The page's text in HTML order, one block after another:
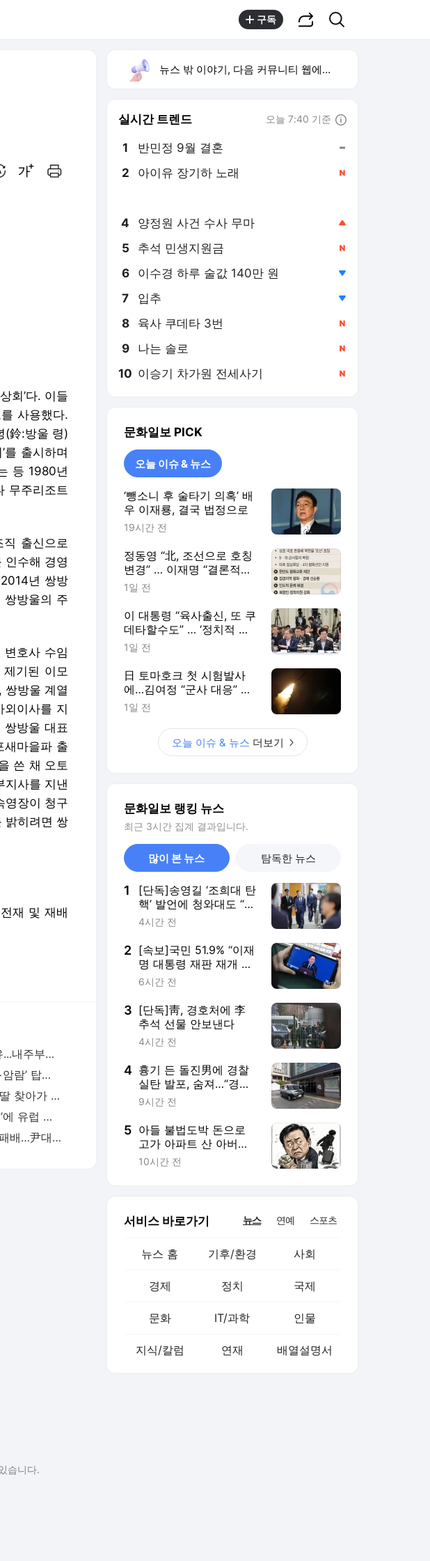
구독
회’다. 이들
사용했다.
(鈴:방울 령)
를 출시하며
등 1980년
무주리조트
출신으로
인수해 경영
년 쌍방
방울의 주
호사 수임
기된 이모
쌍방울 계열
이사를 지
쌍방울 대표
새마을파 출
쓴 채 오토
지사를 지낸
영장이 청구
밝히려면 쌍
재 및 재배
[속보] 정부 “약 97%가 항체보유...내주부터 실외마스크 착용의무 전면 해제”
[단독]FA-50, ‘美 AESA 레이더+암람’ 탑재…동급 세계 최강 성능개량, 수출 청신호
[단독]엄마가 스토커?…연 끊은 딸 찾아가 “아빠에게 여자 있다”
예비군 동원령 러시아 ‘엑소더스’에 유럽 국가들 ‘비상’
이해찬 “野 절박함 없어서 대선 패배…尹대통령, 국가라는 규모 몰라”
뉴스 밖 이야기, 다음 커뮤니티 웹에서 보기
실시간 트렌드 오늘 7:40 기준
1 반민정 9월 결혼
2 아이유 장기하 노래
4 양정원 사건 수사 무마
5 추석 민생지원금
6 이수경 하루 술값 140만 원
7 입추
8 육사 쿠데타 3번
9 나는 솔로
10 이승기 차가원 전세사기
문화일보 PICK
오늘 이슈 & 뉴스
‘뺑소니 후 술타기 의혹’ 배
우 이재룡, 결국 법정으로
19시간 전
정동영 “北, 조선으로 호칭
변경” … 이재명 “결론적으
로 약간 의문”
1일 전
이 대통령 “육사출신, 또 쿠
데타할수도” … ‘정치적 중
립’ 軍 당혹
1일 전
日 토마호크 첫 시험발사
에…김여정 “군사 대응” 으
름장
1일 전
오늘 이슈 & 뉴스 더보기
문화일보 랭킹 뉴스
최근 3시간 집계 결과입니다.
많이 본 뉴스 탐독한 뉴스
1
[단독]송영길 ‘조희대 탄
핵’ 발언에 청와대도 “헌
법적 책무 방기”… 흔들
4시간 전
2 [속보]국민 51.9% “이재
명 대통령 재판 재개 필
요하다”-코리아정보리
6시간 전
3 [단독]靑, 경호처에 李
추석 선물 안보낸다
4시간 전
4 흉기 든 돌진男에 경찰
실탄 발포, 숨져…“경위
조사중”
9시간 전
5 아들 불법도박 돈으로
고가 아파트 산 아버
지…검찰, 범죄수익 70
10시간 전
서비스 바로가기 뉴스 연예 스포츠
뉴스 홈 기후/환경 사회
경제 정치 국제
문화 IT/과학 인물
지식/칼럼 연재 배열설명서
습니다.